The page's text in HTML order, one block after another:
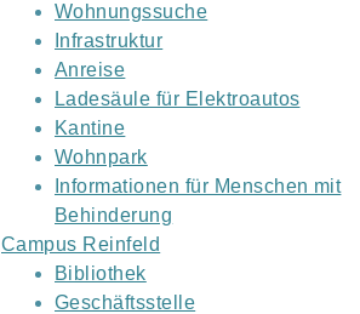
Wohnungssuche
Infrastruktur
Anreise
Ladesäule für Elektroautos
Kantine
Wohnpark
Informationen für Menschen mit
Behinderung
Campus Reinfeld
Bibliothek
Geschäftsstelle